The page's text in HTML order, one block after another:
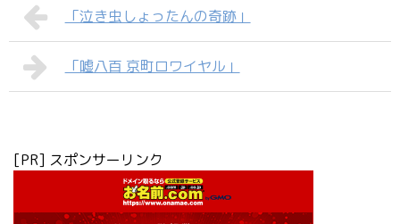
「泣き虫しょったんの奇跡」
「嘘八百 京町ロワイヤル」
[PR] スポンサーリンク